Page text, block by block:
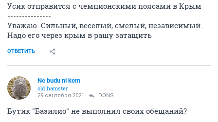
Усик отправится с чемпионскими поясами в Крым
---------------
Уважаю. Сильный, веселый, смелый, независимый.
Надо его через крым в рашу затащить
ОТВЕТИТЬ
Ne budu ni kem
old hamster
29 сентября 2021 DONS
Бутик "Базилио" не выполнил своих обещаний?